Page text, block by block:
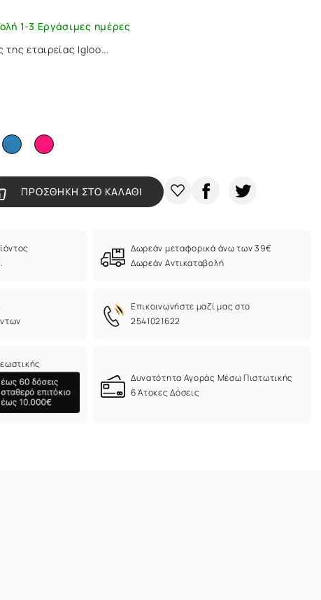
1-3 Εργάσιμες ημέρες
εταιρείας Igloo...
ΠΡΟΣΘΗΚΗ ΣΤΟ ΚΑΛΑΘΙ
Δωρεάν μεταφορικά άνω των 39€
Δωρεάν Αντικαταβολή
Eπικοινωνήστε μαζί μας στο
2541021622
Δυνατότητα Αγοράς Μέσω Πιστωτικής
6 Άτοκες Δόσεις